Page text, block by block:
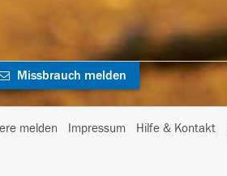
Missbrauch melden
melden Impressum Hilfe & Kontakt